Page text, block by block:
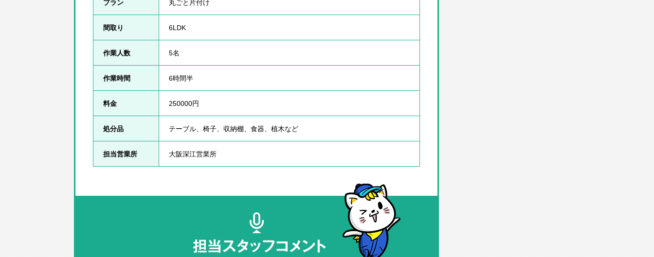
間取り 6LDK
作業人数 5名
作業時間 6時間半
料金 250000円
処分品 テーブル、椅子、収納棚、食器、植木など
担当営業所 大阪深江営業所
担当スタッフコメント